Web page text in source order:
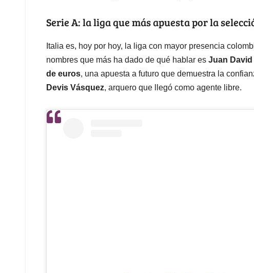
Serie A: la liga que más apuesta por la
Italia es, hoy por hoy, la liga con mayor presencia
nombres que más ha dado de qué hablar es Juan David
de euros, una apuesta a futuro que demuestra la
Devis Vásquez, arquero que llegó como agente libre.